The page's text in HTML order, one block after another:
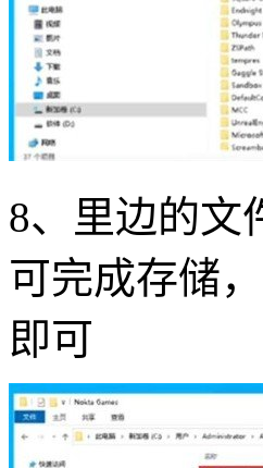
8、里边的文
可完成存储
即可